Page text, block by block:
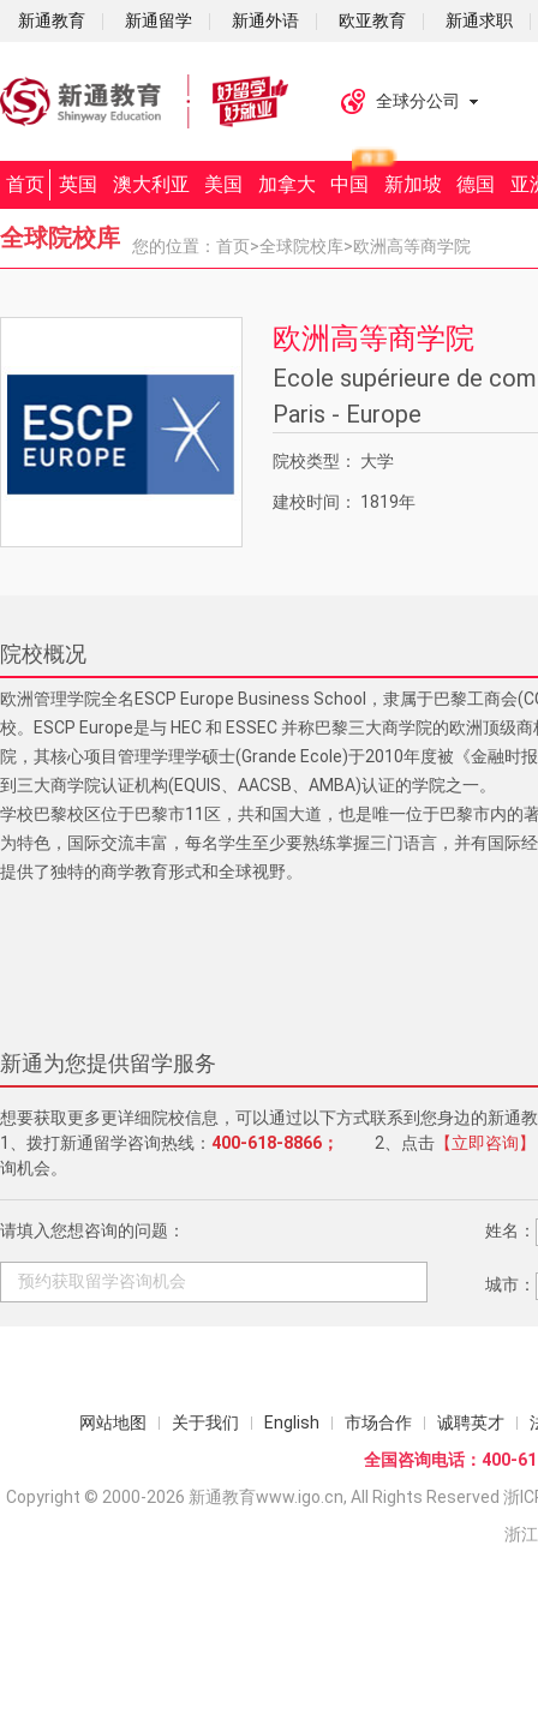
新通教育 新通留学 新通外语 欧亚教育 新通求职
全球分公司
首页 英国 澳大利亚 美国 加拿大 中国 新加坡 德国 亚
全球院校库 您的位置： 首页>全球院校库>欧洲高等商学院
欧洲高等商学院
Ecole supérieure de
Paris - Europe
院校类型： 大学
建校时间： 1819年
院校概况
欧洲管理学院全名ESCP Europe Business School，隶属于巴黎工商会
校。ESCP Europe是与 HEC 和 ESSEC 并称巴黎三大商学院的欧洲顶级
院，其核心项目管理学理学硕士(Grande Ecole)于2010年度被《金融时
到三大商学院认证机构(EQUIS、AACSB、AMBA)认证的学院之一。
学校巴黎校区位于巴黎市11区，共和国大道，也是唯一位于巴黎市内的
为特色，国际交流丰富，每名学生至少要熟练掌握三门语言，并有国际
提供了独特的商学教育形式和全球视野。
新通为您提供留学服务
想要获取更多更详细院校信息，可以通过以下方式联系到您身边的新通
1、拨打新通留学咨询热线： 400-618-8866； 2、点击 【立即咨询】
询机会。
请填入您想咨询的问题： 姓名：
城市：
网站地图 关于我们 English 市场合作 诚聘英才
全国咨询电话：400-
Copyright © 2000-2026 新通教育www.igo.cn, All Rights Reserved 浙
浙